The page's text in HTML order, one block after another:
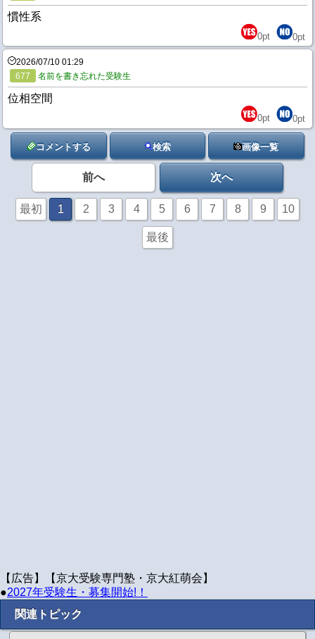
慣性系
0pt 0pt
2026/07/10 01:29
677
名前を書き忘れた受験生
位相空間
0pt 0pt
コメントする 検索 画像一覧
前へ 次へ
最初 1 2 3 4 5 6 7 8 9 10
最後
【広告】【京大受験専門塾・京大紅萌会】
●2027年受験生・募集開始!！
関連トピック